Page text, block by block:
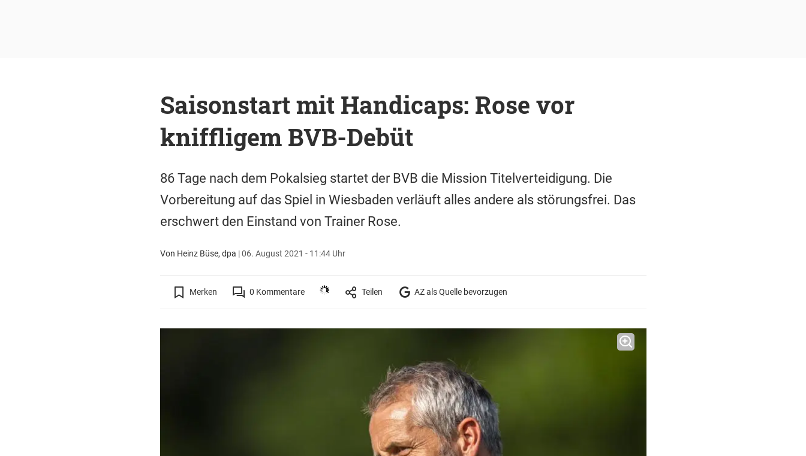
Saisonstart mit Handicaps: Rose vor
kniffligem BVB-Debüt
86 Tage nach dem Pokalsieg startet der BVB die Mission Titelverteidigung. Die
Vorbereitung auf das Spiel in Wiesbaden verläuft alles andere als störungsfrei. Das
erschwert den Einstand von Trainer Rose.
Von Heinz Büse, dpa |06. August 2021 - 11:44 Uhr
Merken 0 Kommentare Teilen AZ als Quelle bevorzugen